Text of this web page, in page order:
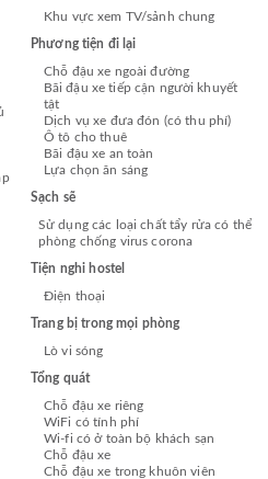
Khu vực xem TV/sảnh chung
Phương tiện đi lại
Chỗ đậu xe ngoài đường
Bãi đậu xe tiếp cận người khuyết
tật
Dịch vụ xe đưa đón (có thu phí)
Ô tô cho thuê
Bãi đậu xe an toàn
Lựa chọn ăn sáng
Sạch sẽ
Sử dụng các loại chất tẩy rửa có thể
phòng chống virus corona
Tiện nghi hostel
Điện thoại
Trang bị trong mọi phòng
Lò vi sóng
Tổng quát
Chỗ đậu xe riêng
WiFi có tính phí
Wi-fi có ở toàn bộ khách sạn
Chỗ đậu xe
Chỗ đậu xe trong khuôn viên